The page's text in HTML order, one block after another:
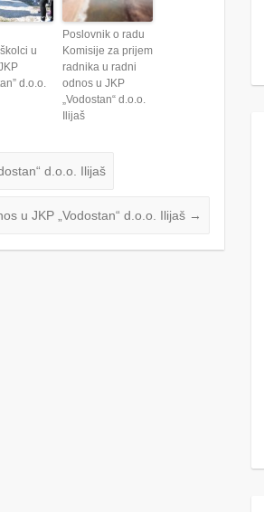
u
d.o.o.
Poslovnik o radu
Komisije za prijem
radnika u radni
odnos u JKP
„Vodostan“ d.o.o.
Ilijaš
d.o.o. Ilijaš
u JKP „Vodostan“ d.o.o. Ilijaš →